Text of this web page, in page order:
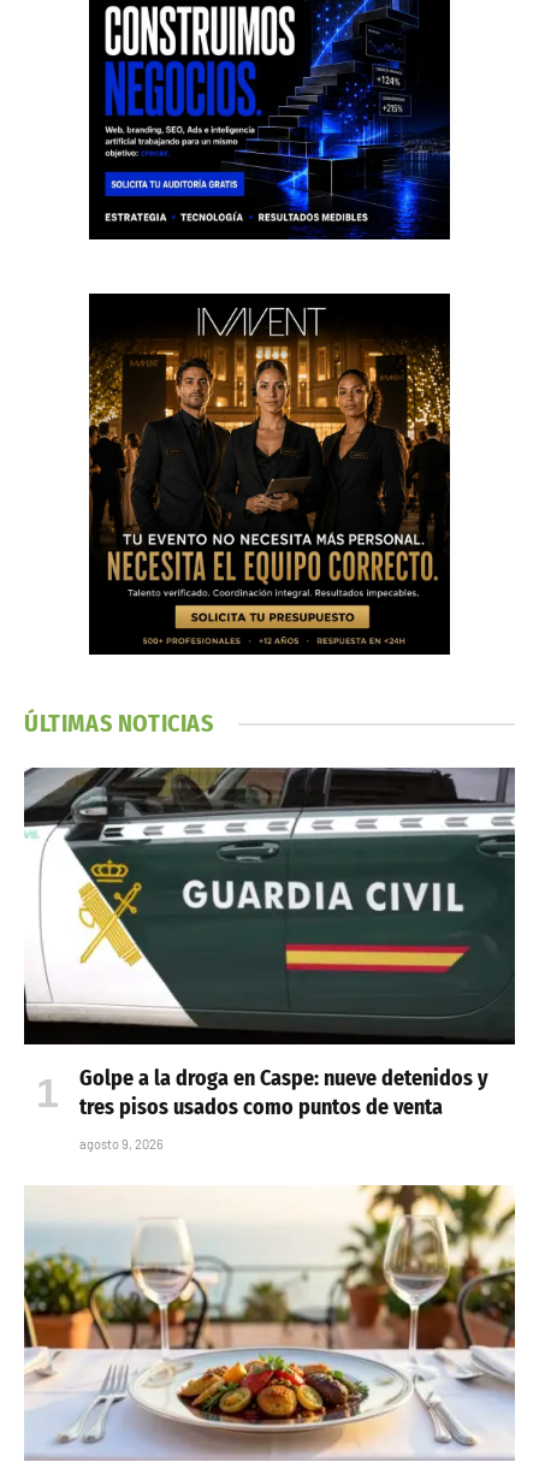
ÚLTIMAS NOTICIAS
Golpe a la droga en Caspe: nueve detenidos y
tres pisos usados como puntos de venta
agosto 9, 2026